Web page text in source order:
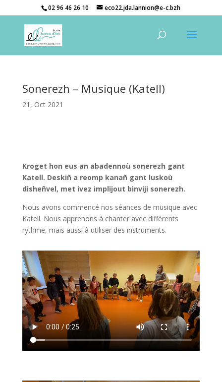
02 96 46 26 10 eco22.jda.lannion@e-c.bzh
Sonerezh – Musique (Katell)
21, Oct 2021
Kroget hon eus an abadennoù sonerezh gant
Katell. Deskiñ a reomp kanañ gant luskoù
disheñvel, met ivez implijout binviji sonerezh.
Nous avons commencé nos séances de musique avec
Katell. Nous apprenons à chanter avec différents
rythme, mais aussi à utiliser des instruments.